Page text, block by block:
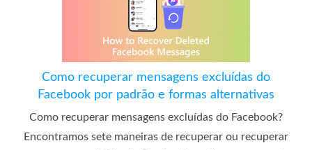
Como recuperar mensagens excluídas do
Facebook por padrão e formas alternativas
Como recuperar mensagens excluídas do Facebook?
Encontramos sete maneiras de recuperar ou recuperar